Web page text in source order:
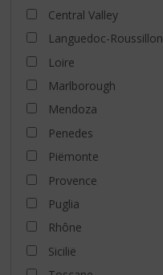
Central Valley
Languedoc-Roussillon
Loire
Marlborough
Mendoza
Penedes
Piëmonte
Provence
Puglia
Rhône
Sicilië